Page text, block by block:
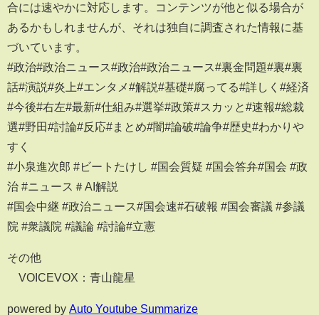
合には速やかに対応します。コンテンツが他と似る場合が
あるかもしれませんが、それは独自に調査された情報に基
づいています。
#政治#政治ニュース#政治#政治ニュース#裏金問題#裏#裏
話#演説#炎上#エンタメ#解説#基礎#腐ってる#詳しく#経済
#今後#右左#最新#仕組み#選挙#政策#スカッと#速報#総裁
選#野田#討論#反応#まとめ#闇#論破#論争#歴史#わかりや
すく
#小泉進次郎 #ビートたけし #国会質疑 #国会答弁#国会 #政
治 #ニュース＃AI解説
#国会中継 #政治ニュース#国会速#石破報 #国会審議 #参議
院 #衆議院 #議論 #討論#立憲
その他
©VOICEVOX：青山龍星
powered by Auto Youtube Summarize